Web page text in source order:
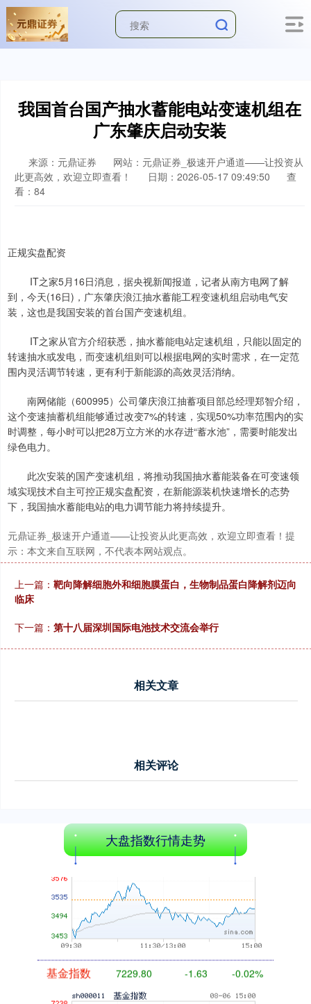
我国首台国产抽水蓄能电站变速机组在
广东肇庆启动安装
来源：元鼎证券
网站：元鼎证券_极速开户通道——让投资从
此更高效，欢迎立即查看！
日期：2026-05-17 09:49:50
查
看：84
正规实盘配资
IT之家5月16日消息，据央视新闻报道，记者从南方电网了解
到，今天(16日)，广东肇庆浪江抽水蓄能工程变速机组启动电气安
装，这也是我国安装的首台国产变速机组。
IT之家从官方介绍获悉，抽水蓄能电站定速机组，只能以固定的
转速抽水或发电，而变速机组则可以根据电网的实时需求，在一定范
围内灵活调节转速，更有利于新能源的高效灵活消纳。
南网储能（600995）公司肇庆浪江抽蓄项目部总经理郑智介绍，
这个变速抽蓄机组能够通过改变7%的转速，实现50%功率范围内的实
时调整，每小时可以把28万立方米的水存进“蓄水池”，需要时能发出
绿色电力。
此次安装的国产变速机组，将推动我国抽水蓄能装备在可变速领
域实现技术自主可控正规实盘配资，在新能源装机快速增长的态势
下，我国抽水蓄能电站的电力调节能力将持续提升。
元鼎证券_极速开户通道——让投资从此更高效，欢迎立即查看！提
示：本文来自互联网，不代表本网站观点。
上一篇： 靶向降解细胞外和细胞膜蛋白，生物制品蛋白降解剂迈向
临床
下一篇： 第十八届深圳国际电池技术交流会举行
相关文章
相关评论
大盘指数行情走势
上证综指
深证成指 14110.12 -34.08 -0.24%
沪深300 4651.31 -6.85
1122.88
创业板指 3515.56 -19.58 -0.55%
基金指数 7229.80 -1.63 -0.02%